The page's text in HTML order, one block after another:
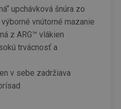
upchávková šnúra zo
vnútorné mazanie
z ARG™ vlákien
trvácnosť a
v sebe zadržiava